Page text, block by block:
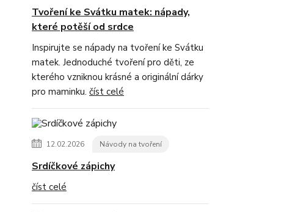
Tvoření ke Svátku matek: nápady,
které potěší od srdce
Inspirujte se nápady na tvoření ke Svátku
matek. Jednoduché tvoření pro děti, ze
kterého vzniknou krásné a originální dárky
pro maminku. číst celé
12.02.2026 Návody na tvoření
Srdíčkové zápichy
číst celé